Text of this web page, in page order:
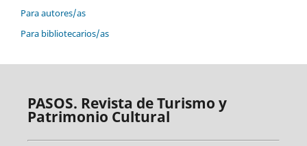
Para autores/as
Para bibliotecarios/as
PASOS. Revista de Turismo y
Patrimonio Cultural